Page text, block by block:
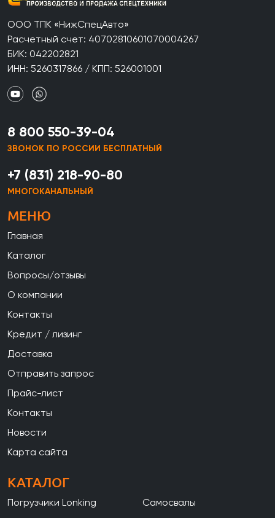
ООО ТПК «НижСпецАвто»
Расчетный счет: 40702810601070004267
БИК: 042202821
ИНН: 5260317866 / КПП: 526001001
8 800 550-39-04
ЗВОНОК ПО РОССИИ БЕСПЛАТНЫЙ
+7 (831) 218-90-80
МНОГОКАНАЛЬНЫЙ
МЕНЮ
Главная
Каталог
Вопросы/отзывы
О компании
Контакты
Кредит / лизинг
Доставка
Отправить запрос
Прайс-лист
Контакты
Новости
Карта сайта
КАТАЛОГ
Погрузчики Lonking
Самосвалы